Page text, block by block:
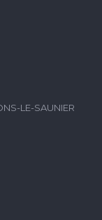
LE-SAUNIER